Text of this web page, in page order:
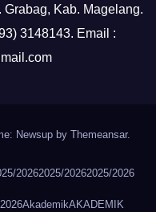
Kab. Magelang.
3148143. Email :
Newsup by Themeansar.
20262025/20262025/2026
AkademikAKADEMIK